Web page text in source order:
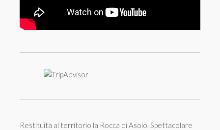
Restituita al territorio la Rocca di Asolo. Spettacolare